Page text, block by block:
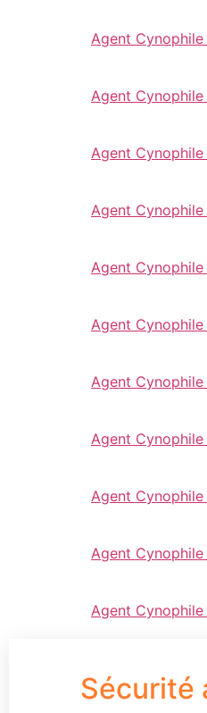
Agent
Agent
Agent
Agent
Agent
Agent
Agent
Agent
Agent
Agent
Agent
Sécurité